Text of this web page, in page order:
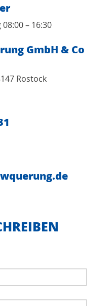
– 16:30
GmbH & Co
Rostock